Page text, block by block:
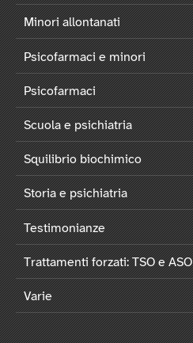
Minori allontanati
Psicofarmaci e minori
Psicofarmaci
Scuola e psichiatria
Squilibrio biochimico
Storia e psichiatria
Testimonianze
Trattamenti forzati: TSO e ASO
Varie